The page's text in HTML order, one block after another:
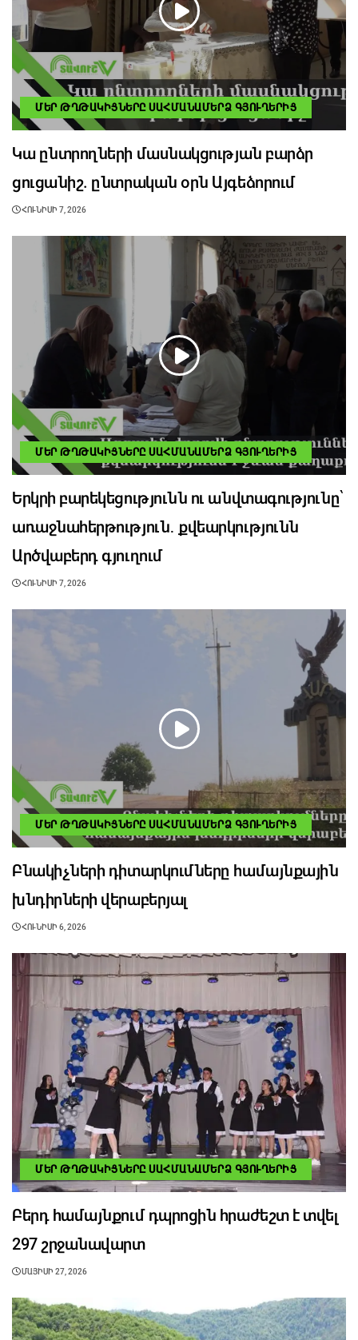
ՄԵՐ ԹՂԹԱԿԻՑՆԵՐԸ ՍԱՀՄԱՆԱՄԵՐՁ ԳՅՈՒՂԵՐԻՑ
Կա ընտրողների մասնակցության բարձր
ցուցանիշ. ընտրական օրն Այգեձորում
ՀՈՒՆԻՍԻ 7, 2026
ՄԵՐ ԹՂԹԱԿԻՑՆԵՐԸ ՍԱՀՄԱՆԱՄԵՐՁ ԳՅՈՒՂԵՐԻՑ
Երկրի բարեկեցությունն ու անվտագությունը՝
առաջնահերթություն․ քվեարկությունն
Արծվաբերդ գյուղում
ՀՈՒՆԻՍԻ 7, 2026
ՄԵՐ ԹՂԹԱԿԻՑՆԵՐԸ ՍԱՀՄԱՆԱՄԵՐՁ ԳՅՈՒՂԵՐԻՑ
Բնակիչների դիտարկումները համայնքային
խնդիրների վերաբերյալ
ՀՈՒՆԻՍԻ 6, 2026
ՄԵՐ ԹՂԹԱԿԻՑՆԵՐԸ ՍԱՀՄԱՆԱՄԵՐՁ ԳՅՈՒՂԵՐԻՑ
Բերդ համայնքում դպրոցին հրաժեշտ է տվել
297 շրջանավարտ
ՄԱՅԻՍԻ 27, 2026